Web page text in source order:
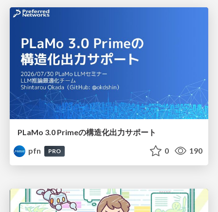
PLaMo 3.0 Primeの構造化出力サポート
pfn
PRO 0 190